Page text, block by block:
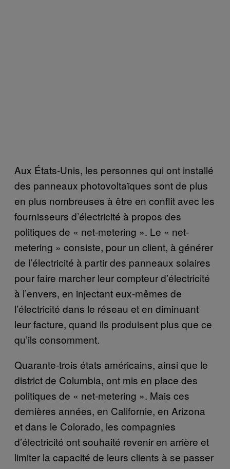
Aux États-Unis, les personnes qui ont installé
des panneaux photovoltaïques sont de plus
en plus nombreuses à être en conflit avec les
fournisseurs d’électricité à propos des
politiques de « net-metering ». Le « net-
metering » consiste, pour un client, à générer
de l’électricité à partir des panneaux solaires
pour faire marcher leur compteur d’électricité
à l’envers, en injectant eux-mêmes de
l’électricité dans le réseau et en diminuant
leur facture, quand ils produisent plus que ce
qu’ils consomment.
Quarante-trois états américains, ainsi que le
district de Columbia, ont mis en place des
politiques de « net-metering ». Mais ces
dernières années, en Californie, en Arizona
et dans le Colorado, les compagnies
d’électricité ont souhaité revenir en arrière et
limiter la capacité de leurs clients à se passer